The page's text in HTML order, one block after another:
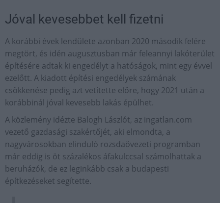
Jóval kevesebbet kell fizetni
A korábbi évek lendülete azonban 2020 második felére
megtört, és idén augusztusban már feleannyi lakóterület
építésére adtak ki engedélyt a hatóságok, mint egy évvel
ezelőtt. A kiadott építési engedélyek számának
csökkenése pedig azt vetítette előre, hogy 2021 után a
korábbinál jóval kevesebb lakás épülhet.
A közlemény idézte Balogh Lászlót, az ingatlan.com
vezető gazdasági szakértőjét, aki elmondta, a
nagyvárosokban elinduló rozsdaövezeti programban
már eddig is öt százalékos áfakulccsal számolhattak a
beruházók, de ez leginkább csak a budapesti
építkezéseket segítette.